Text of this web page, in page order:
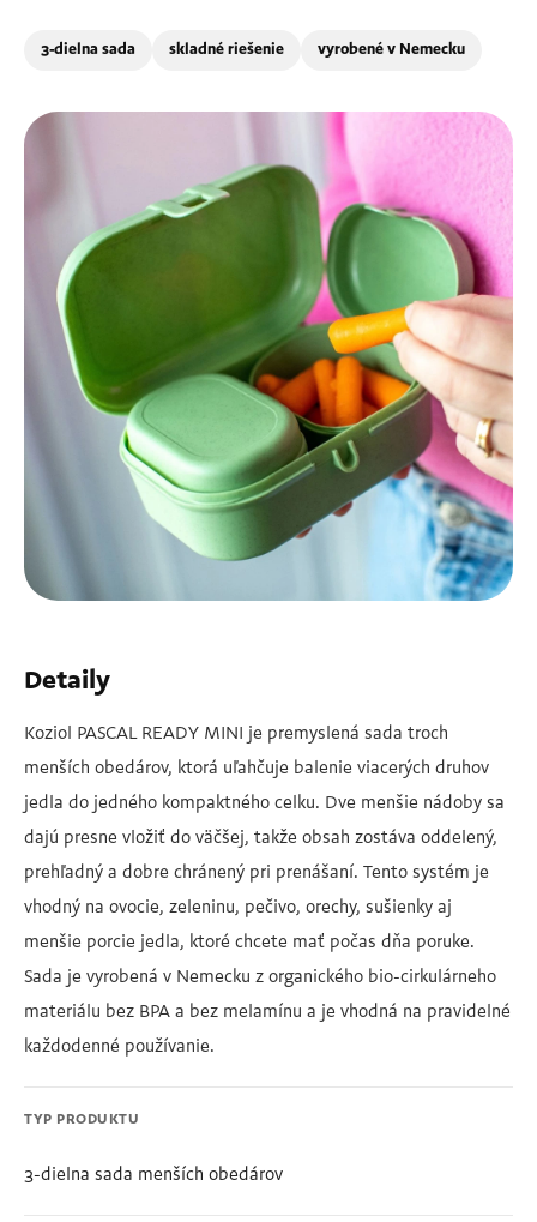
3-dielna sada skladné riešenie vyrobené v Nemecku
Detaily
Koziol PASCAL READY MINI je premyslená sada troch
menších obedárov, ktorá uľahčuje balenie viacerých druhov
jedla do jedného kompaktného celku. Dve menšie nádoby sa
dajú presne vložiť do väčšej, takže obsah zostáva oddelený,
prehľadný a dobre chránený pri prenášaní. Tento systém je
vhodný na ovocie, zeleninu, pečivo, orechy, sušienky aj
menšie porcie jedla, ktoré chcete mať počas dňa poruke.
Sada je vyrobená v Nemecku z organického bio-cirkulárneho
materiálu bez BPA a bez melamínu a je vhodná na pravidelné
každodenné používanie.
TYP PRODUKTU
3-dielna sada menších obedárov